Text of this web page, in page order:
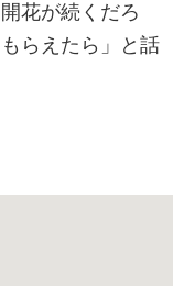
花が続くだろ
らえたら」と話